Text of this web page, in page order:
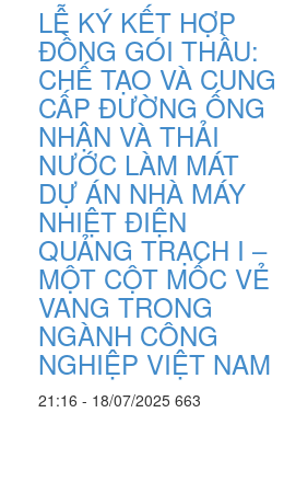
LỄ KÝ KẾT HỢP
ĐỒNG GÓI THẦU:
CHẾ TẠO VÀ CUNG
CẤP ĐƯỜNG ỐNG
NHẬN VÀ THẢI
NƯỚC LÀM MÁT
DỰ ÁN NHÀ MÁY
NHIỆT ĐIỆN
QUẢNG TRẠCH I –
MỘT CỘT MỐC VẺ
VANG TRONG
NGÀNH CÔNG
NGHIỆP VIỆT NAM
21:16 - 18/07/2025 663